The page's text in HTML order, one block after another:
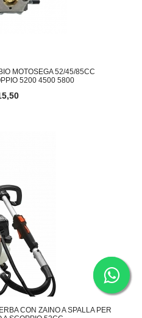
MOTOSEGA 52/45/85CC
5200 4500 5800
CON ZAINO A SPALLA PER